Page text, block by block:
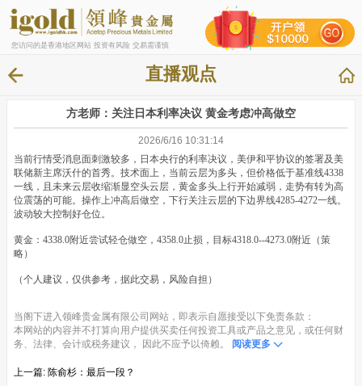
您访问的是香港地区网站 投资有风险 交易需谨慎
直播观点
方老师：关注日本利率决议 黄金考虑冲高做空
2026/6/16 10:31:14
当前行情受消息面刺激较多，日本央行的利率决议，美伊和平协议的签署及美
联储新主席沃什的首秀。技术面上，当前云层为多头，但价格低于基准线4338
一线，且未来云层收缩渐显空头云层，黄金多头上行开始减弱，走势有转为高
位震荡的可能。操作上冲高后做空，下行关注云层的下边界线4285-4272一线。
波动较大控制好仓位。
黄金：4338.0附近尝试轻仓做空，4358.0止损，目标4318.0--4273.0附近（策
略）
（个人建议，仅供参考，据此交易，风险自担）
当阁下进入领峰贵金属有限公司网站，即表示自愿接受以下免责条款：
本网站的内容并不打算向用户提供买卖任何投资工具或产品之意见，或任何财
务、法律、会计或税务建议， 因此不应予以倚赖。
阅读更多
上一篇: 陈俞杉：最后一段？